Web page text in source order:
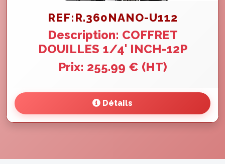
REF:R.360NANO-U112
Description: COFFRET
DOUILLES 1/4' INCH-12P
Prix: 255.99 € (HT)
Détails